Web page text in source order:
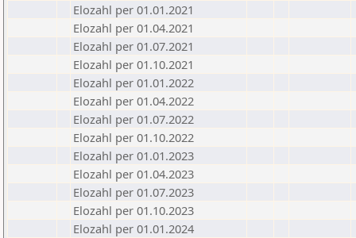
Elozahl per 01.01.2021
Elozahl per 01.04.2021
Elozahl per 01.07.2021
Elozahl per 01.10.2021
Elozahl per 01.01.2022
Elozahl per 01.04.2022
Elozahl per 01.07.2022
Elozahl per 01.10.2022
Elozahl per 01.01.2023
Elozahl per 01.04.2023
Elozahl per 01.07.2023
Elozahl per 01.10.2023
Elozahl per 01.01.2024